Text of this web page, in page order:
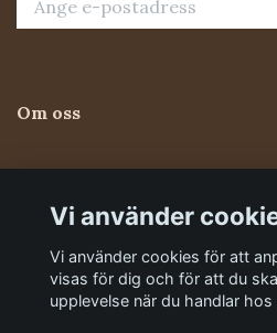
Om oss
Kundtjänst
Sociala medier
Vi använder
Vi använder cookies för att
visas för dig och för att du
upplevelse när du handlar hos